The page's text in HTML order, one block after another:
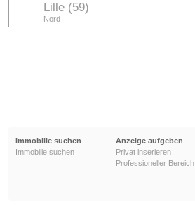
Lille (59)
Nord
Immobilie suchen
Immobilie suchen
Anzeige aufgeben
Privat inserieren
Professioneller Bereich